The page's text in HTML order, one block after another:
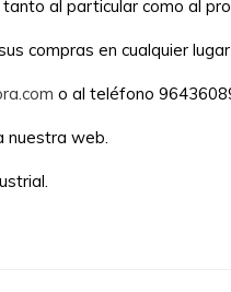
al particular como al
compras en cualquier
o al teléfono
nuestra web.